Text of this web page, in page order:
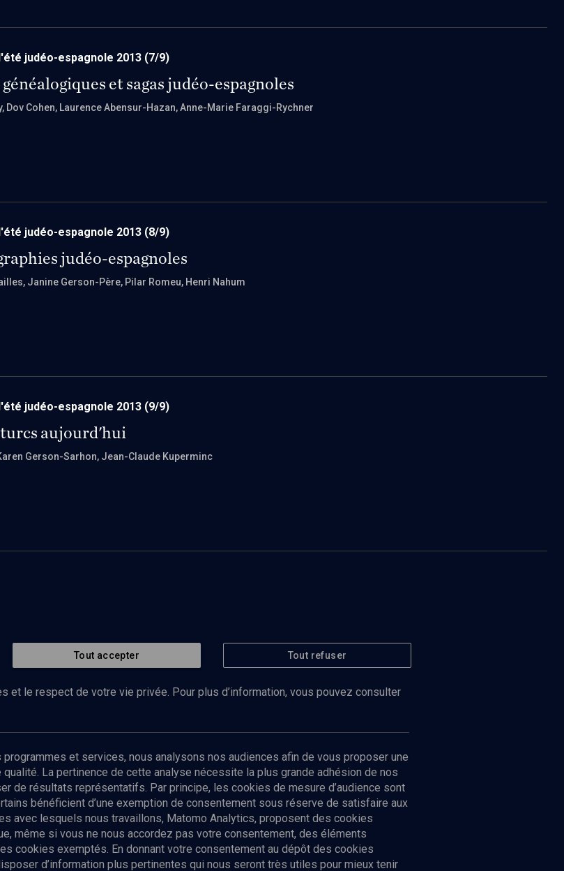
judéo-espagnole 2013 (7/9)
et sagas judéo-espagnoles
, Dov Cohen, Laurence Abensur-Hazan, Anne-Marie Faraggi-Rychner
judéo-espagnole 2013 (8/9)
judéo-espagnoles
, Janine Gerson-Père, Pilar Romeu, Henri Nahum
judéo-espagnole 2013 (9/9)
aujourd'hui
Gerson-Sarhon, Jean-Claude Kuperminc
vous à notre newsletter
Envoyer
Tout accepter Tout refuser
et le respect de votre vie privée. Pour plus d’information, vous pouvez consulter
programmes et services, nous analysons nos audiences afin de vous proposer une
La pertinence de cette analyse nécessite la plus grande adhésion de nos
de résultats représentatifs. Par principe, les cookies de mesure d’audience sont
bénéficient d’une exemption de consentement sous réserve de satisfaire aux
avec lesquels nous travaillons, Matomo Analytics, proposent des cookies
même si vous ne nous accordez pas votre consentement, des éléments
cookies exemptés. En donnant votre consentement au dépôt des cookies
d’information plus pertinentes qui nous seront très utiles pour mieux tenir